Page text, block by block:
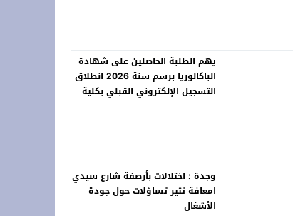
“المزاد الدولي لمزارع إنتاج الصقور 2026”
يهم الطلبة الحاصلين على شهادة
الباكالوريا برسم سنة 2026 انطلاق
التسجيل الإلكتروني القبلي بكلية
وجدة : اختلالات بأرصفة شارع سيدي
امعافة تثير تساؤلات حول جودة
الأشغال